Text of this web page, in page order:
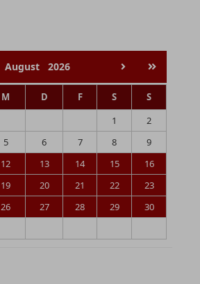
August 2026
M D F S
S
1
2
5 6 7 8
9
12 13 14 15
16
19 20 21 22
23
26 27 28 29
30